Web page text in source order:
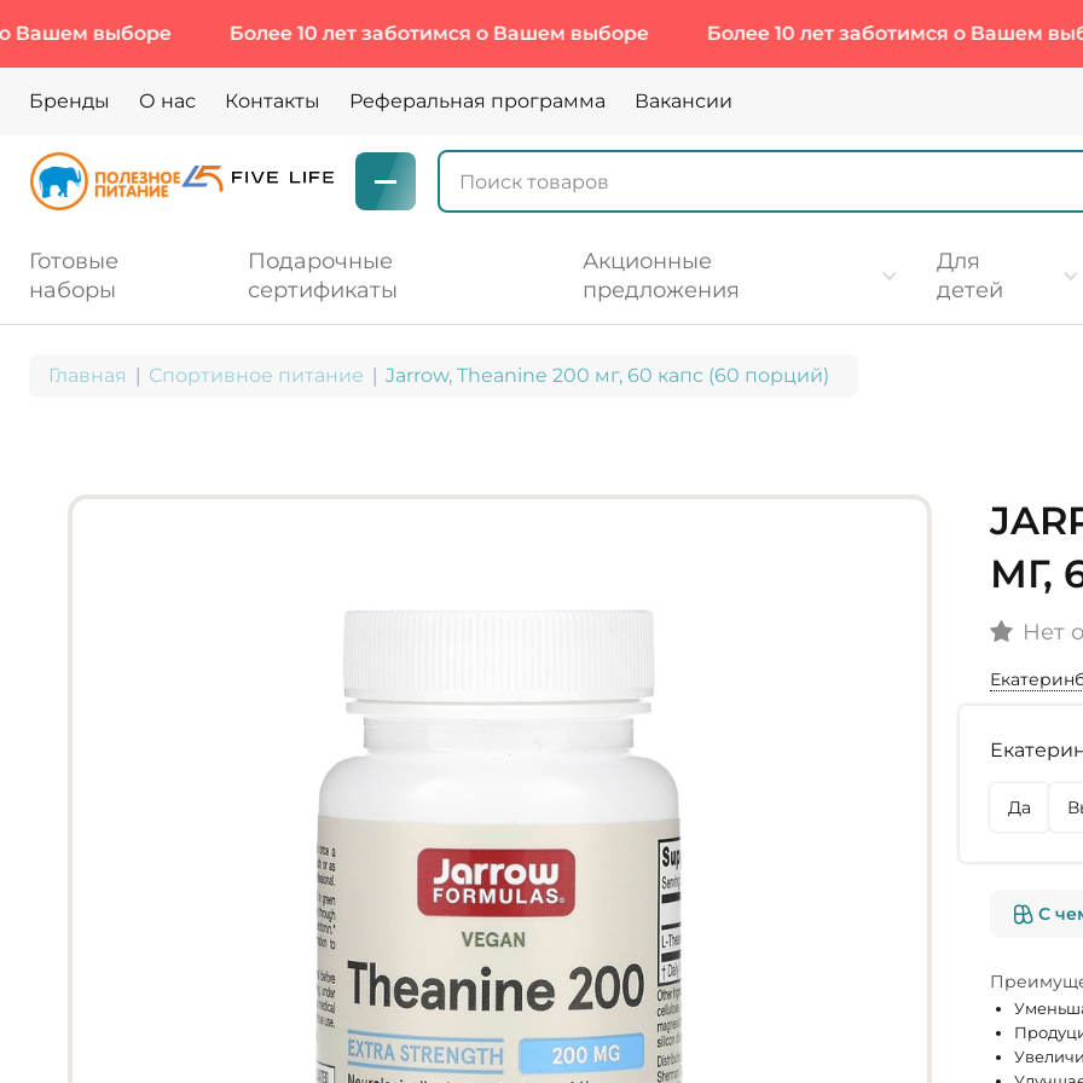
выборе Более 10 лет заботимся о Вашем выборе Более 10 лет заботимся о Вашем выборе
Бренды О нас Контакты Реферальная программа Вакансии
Готовые
наборы
Подарочные
сертификаты
Акционные
предложения
Для
детей
Главная Спортивное питание Jarrow, Theanine 200 мг, 60 капс (60 порций)
МГ,
Нет
Да
г.
С